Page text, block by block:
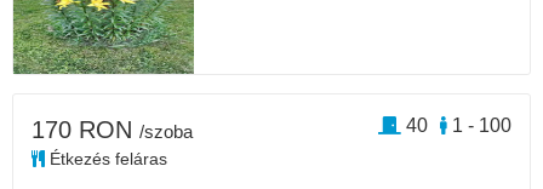
170 RON /szoba
Étkezés feláras
1 - 100
40